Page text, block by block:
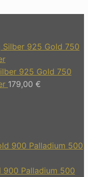
925 Gold 750
179,00 €
900 Palladium 500